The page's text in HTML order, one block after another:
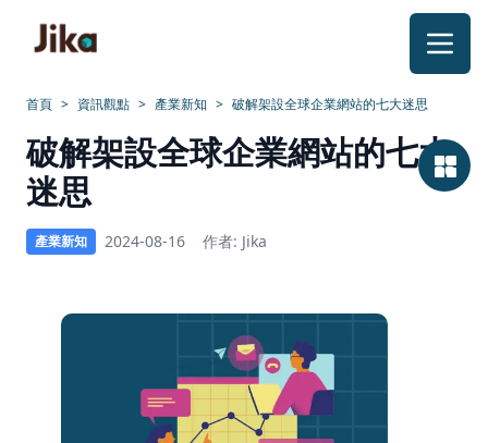
首頁 > 資訊觀點 > 產業新知 > 破解架設全球企業網站的七大迷思
破
解
架
設
破解架設全球企業網站的七大
迷思
產業新知 2024-08-16 作者: Jika